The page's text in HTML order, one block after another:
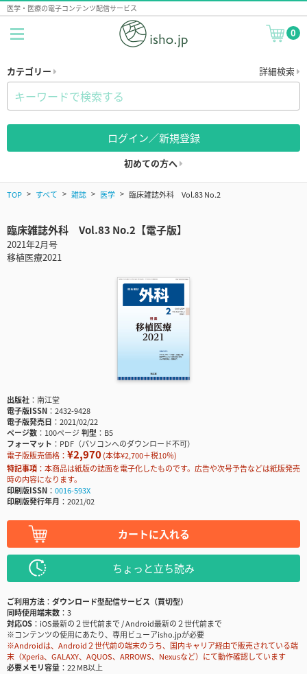
医学・医療の電子コンテンツ配信サービス
0
カテゴリー 詳細検索
ログイン／新規登録
初めての方へ
TOP すべて 雑誌 医学 臨床雑誌外科 Vol.83 No.2
臨床雑誌外科 Vol.83 No.2【電子版】
2021年2月号
移植医療2021
出版社
南江堂
電子版ISSN
2432-9428
電子版発売日
2021/02/22
ページ数
100ページ判型
B5
フォーマット
PDF（パソコンへのダウンロード不可）
電子版販売価格： ¥2,970(本体¥2,700＋税10％)
特記事項
本商品は紙版の誌面を電子化したものです。広告や次号予告などは紙版発売
時の内容になります。
印刷版ISSN
0016-593X
印刷版発行年月
2021/02
カートに入れる
ちょっと立ち読み
ご利用方法
ダウンロード型配信サービス（買切型）
同時使用端末数
3
対応OS
iOS最新の２世代前まで / Android最新の２世代前まで
※コンテンツの使用にあたり、専用ビューアisho.jpが必要
※Androidは、Android２世代前の端末のうち、国内キャリア経由で販売されている端
末（Xperia、GALAXY、AQUOS、ARROWS、Nexusなど）にて動作確認しています
必要メモリ容量
22 MB以上